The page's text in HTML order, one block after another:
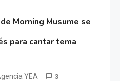
Morning Musume se
para cantar tema
YEA 3